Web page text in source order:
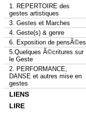
1. REPERTOIRE des
gestes artistiques
3. Gestes et Marches
4. Geste(s) & genre
6. Exposition de pensÃ©es
5.Quelques Ã©critures sur
le Geste
2. PERFORMANCE,
DANSE et autres mise en
gestes
LIENS
LIRE